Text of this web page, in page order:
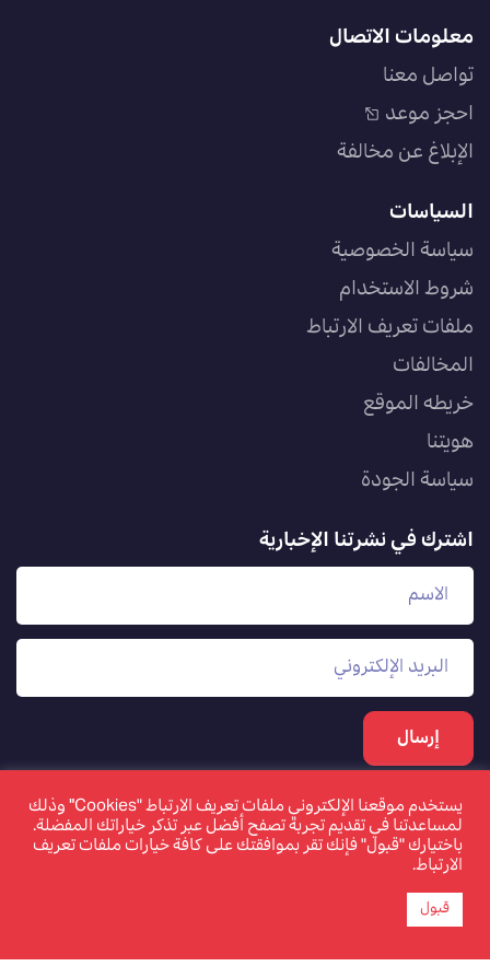
معلومات الاتصال
تواصل معنا
احجز موعد
الإبلاغ عن مخالفة
السياسات
سياسة الخصوصية
شروط الاستخدام
ملفات تعريف الارتباط
المخالفات
خريطه الموقع
هويتنا
سياسة الجودة
اشترك في نشرتنا الإخبارية
©2026 تمكين. جميع الحقوق محفوظة. تم تحديث الصفحة
يستخدم موقعنا الإلكتروني ملفات تعريف الارتباط "Cookies" وذلك
لمساعدتنا في تقديم تجربة تصفح أفضل عبر تذكر خياراتك المفضلة.
باختيارك "قبول" فإنك تقر بموافقتك على كافة خيارات ملفات تعريف
الارتباط.
قبول